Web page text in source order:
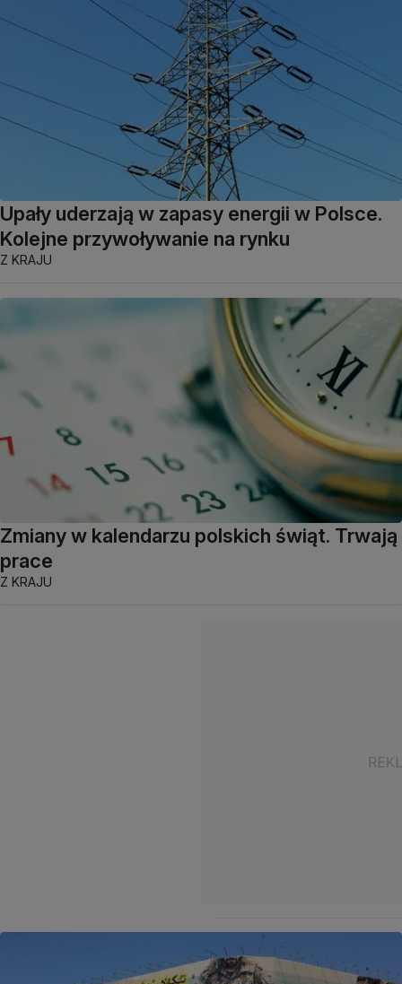
Upały uderzają w zapasy energii w Polsce.
Kolejne przywoływanie na rynku
Z KRAJU
Zmiany w kalendarzu polskich świąt. Trwają
prace
Z KRAJU